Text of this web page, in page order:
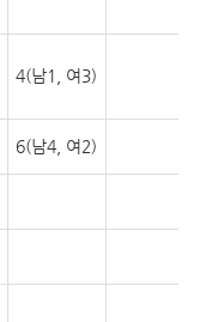
4(남1, 여3)
6(남4, 여2)